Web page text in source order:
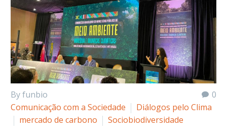
0
By funbio
Comunicação com a Sociedade
Diálogos pelo Clima
mercado de carbono
Sociobiodiversidade